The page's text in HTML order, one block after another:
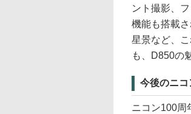
ント撮影、
機能も搭載
星景など、
も、D850の
今後のニコ
ニコン100周